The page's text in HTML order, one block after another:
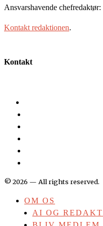
Ansvarshavende
Kontakt redaktionen.
Kontakt
©2026 — All rights reserved.
OM OS
AI OG